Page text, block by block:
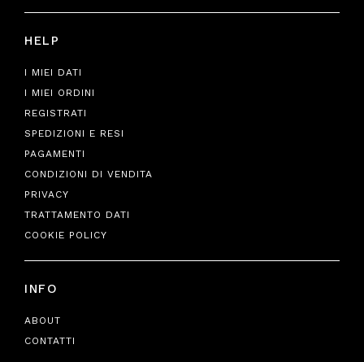
HELP
I MIEI DATI
I MIEI ORDINI
REGISTRATI
SPEDIZIONI E RESI
PAGAMENTI
CONDIZIONI DI VENDITA
PRIVACY
TRATTAMENTO DATI
COOKIE POLICY
INFO
ABOUT
CONTATTI